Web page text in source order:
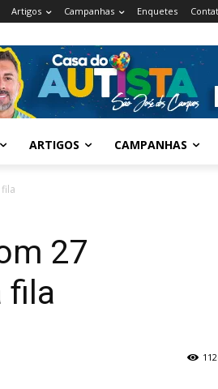
Artigos Campanhas Enquetes
ARTIGOS CAMPANHAS
27
fila